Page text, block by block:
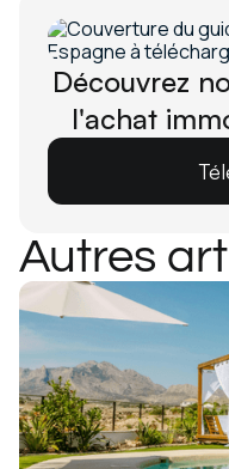
Découvrez
l'achat
Autres